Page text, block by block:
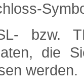
bzw.
die
werden.